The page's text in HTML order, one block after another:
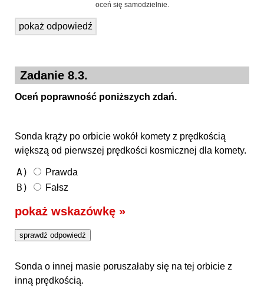
oceń się samodzielnie.
pokaż odpowiedź
Zadanie 8.3.
Oceń poprawność poniższych zdań.
Sonda krąży po orbicie wokół komety z prędkością
większą od pierwszej prędkości kosmicznej dla komety.
A) Prawda
B) Fałsz
pokaż wskazówkę »
Sonda o innej masie poruszałaby się na tej orbicie z
inną prędkością.